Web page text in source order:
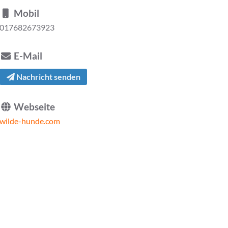
Mobil
017682673923
E-Mail
Nachricht senden
Webseite
wilde-hunde.com